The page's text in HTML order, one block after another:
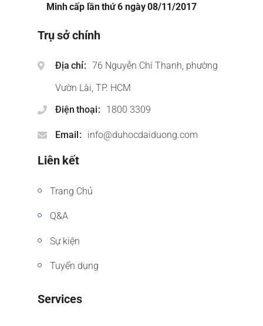
Minh cấp lần thứ 6 ngày 08/11/2017
Trụ sở chính
Địa chỉ
76 Nguyễn Chí Thanh, phường
Vườn Lài, TP. HCM
Điện thoại
1800 3309
Email info@duhocdaiduong.com
Liên kết
Trang Chủ
Q&A
Sự kiện
Tuyển dụng
Services